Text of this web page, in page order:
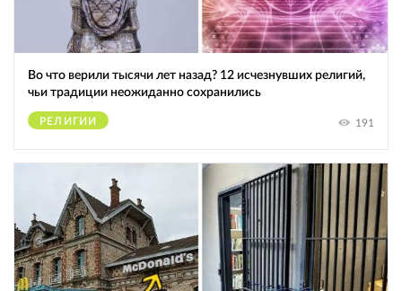
Во что верили тысячи лет назад? 12 исчезнувших религий,
чьи традиции неожиданно сохранились
РЕЛИГИИ 191